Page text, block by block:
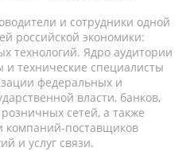
и сотрудники одной
российской экономики:
технологий. Ядро аудитории
технические специалисты
федеральных и
власти, банков,
сетей, а также
компаний-поставщиков
и услуг связи.